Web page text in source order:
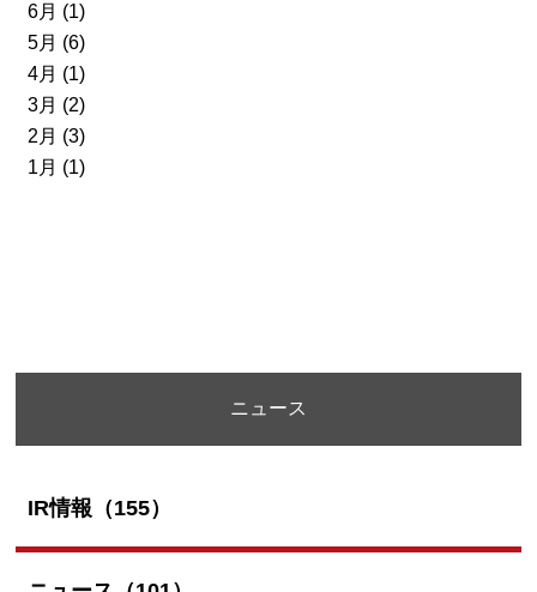
6月 (1)
5月 (6)
4月 (1)
3月 (2)
2月 (3)
1月 (1)
ニュース
IR情報（155）